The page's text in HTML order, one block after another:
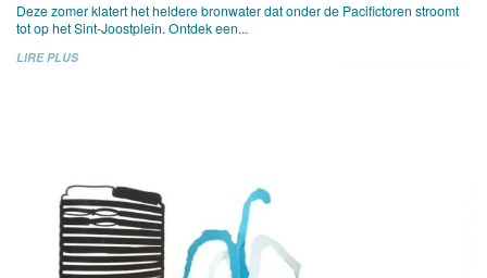
Deze zomer klatert het heldere bronwater dat onder de Pacifictoren stroomt
tot op het Sint-Joostplein. Ontdek een...
LIRE PLUS